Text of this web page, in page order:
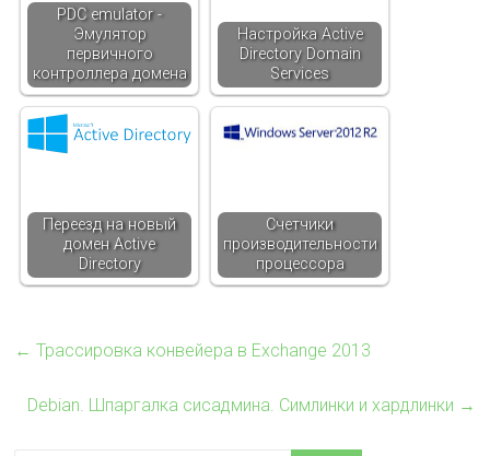
PDC emulator -
Эмулятор
первичного
контроллера домена
Настройка Active
Directory Domain
Services
Переезд на новый
домен Active
Directory
Счетчики
производительности
процессора
← Трассировка конвейера в Exchange 2013
Debian. Шпаргалка сисадмина. Симлинки и хардлинки →